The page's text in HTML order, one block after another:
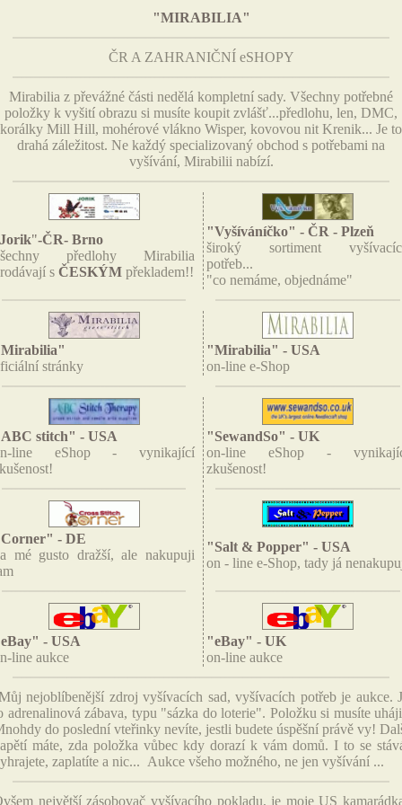
"MIRABILIA"
ČR A ZAHRANIČNÍ eSHOPY
Mirabilia z převážné části nedělá kompletní sady. Všechny potřebné
položky k vyšití obrazu si musíte koupit zvlášť...předlohu, len, DMC,
korálky Mill Hill, mohérové vlákno Wisper, kovovou nit Krenik... Je to
drahá záležitost. Ne každý specializovaný obchod s potřebami na
vyšívání, Mirabilii nabízí.
Jorik"-ČR- Brno
předlohy Mirabilia
s ČESKÝM překladem!!
"Vyšíváníčko" - ČR - Plzeň
široký sortiment
potřeb...
"co nemáme, objednáme"
stránky
"Mirabilia" - USA
on-line e-Shop
stitch" - USA
line eShop - vynikající
"SewandSo" - UK
on-line eShop -
zkušenost!
- DE
mé gusto dražší, ale nakupuji
"Salt & Popper" - USA
on - line e-Shop, tady já
- USA
line aukce
"eBay" - UK
on-line aukce
nejoblíbenější zdroj vyšívacích sad, vyšívacích potřeb je aukce.
adrenalinová zábava, typu "sázka do loterie". Položku si musíte
do poslední vteřinky nevíte, jestli budete úspěšní právě vy!
máte, zda položka vůbec kdy dorazí k vám domů. I to se
zaplatíte a nic... Aukce všeho možného, ne jen vyšívání ...
největší zásobovač vyšívacího pokladu, je moje US